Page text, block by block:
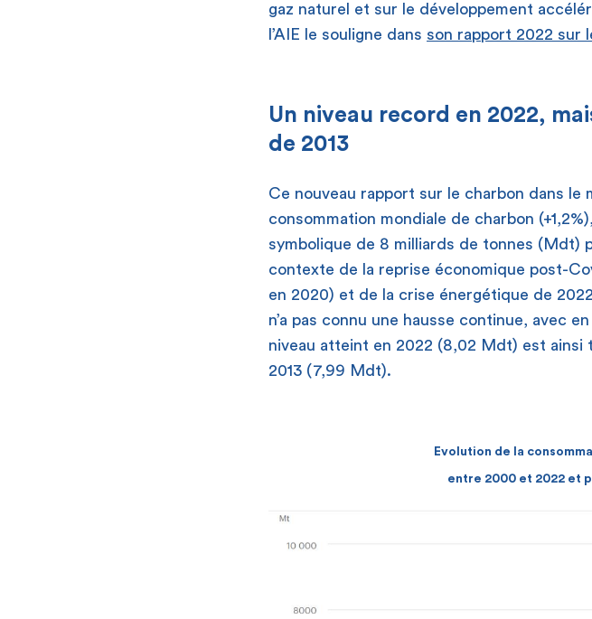
gaz naturel et sur le développement
l’AIE le souligne dans son rapport 2022 sur
Un niveau record en 2022,
de 2013
Ce nouveau rapport sur le charbon dans le
consommation mondiale de charbon
symbolique de 8 milliards de tonnes (Mdt)
contexte de la reprise économique post-
en 2020) et de la crise énergétique de
n’a pas connu une hausse continue, avec
niveau atteint en 2022 (8,02 Mdt) est ainsi
2013 (7,99 Mdt).
Evolution de la
entre 2000 et 2022 et